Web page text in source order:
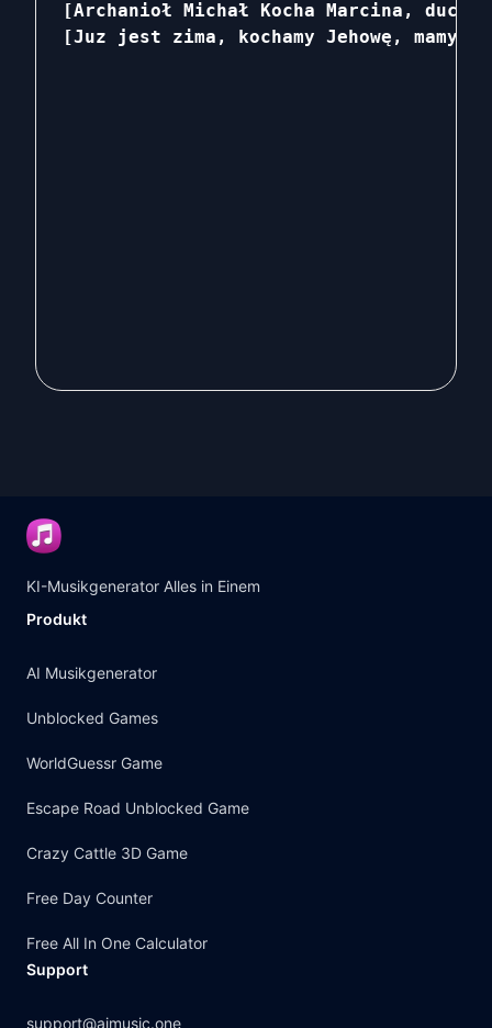
[Archanioł Michał Kocha Marcina,
[Juz jest zima, kochamy Jehowę, mamy
KI-Musikgenerator Alles in Einem
Produkt
AI Musikgenerator
Unblocked Games
WorldGuessr Game
Escape Road Unblocked Game
Crazy Cattle 3D Game
Free Day Counter
Free All In One Calculator
Support
support@aimusic.one